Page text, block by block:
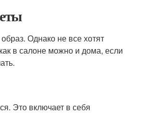
Однако не все хотят
в салоне можно и дома, если
Это включает в себя